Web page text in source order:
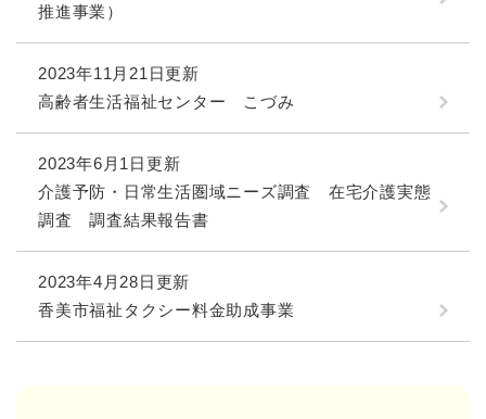
推進事業）
2023年11月21日更新
高齢者生活福祉センター こづみ
2023年6月1日更新
介護予防・日常生活圏域ニーズ調査 在宅介護実態
調査 調査結果報告書
2023年4月28日更新
香美市福祉タクシー料金助成事業